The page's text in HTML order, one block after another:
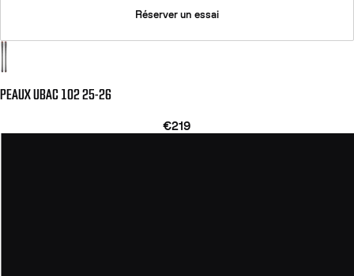
Réserver un essai
PEAUX UBAC 102 25-26
€219